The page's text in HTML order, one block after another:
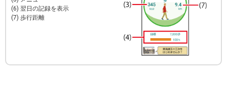
(6) 翌日の記録を表示
(7) 歩行距離